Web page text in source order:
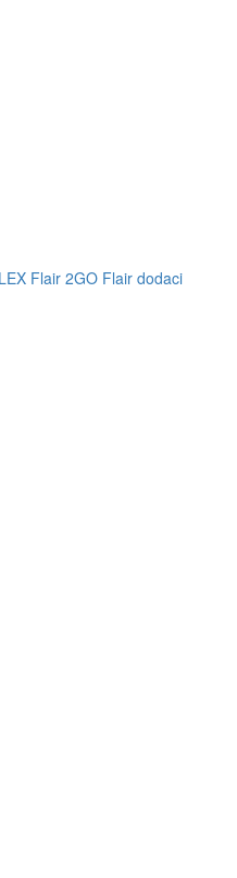
Flair 2GO Flair dodaci